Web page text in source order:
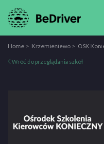
Home Krzemieniewo OSK
Wróć do przeglądania szkół